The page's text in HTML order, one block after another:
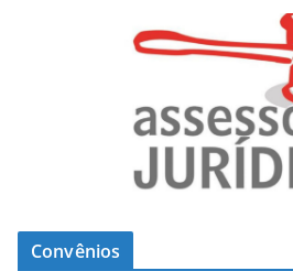
Convênios